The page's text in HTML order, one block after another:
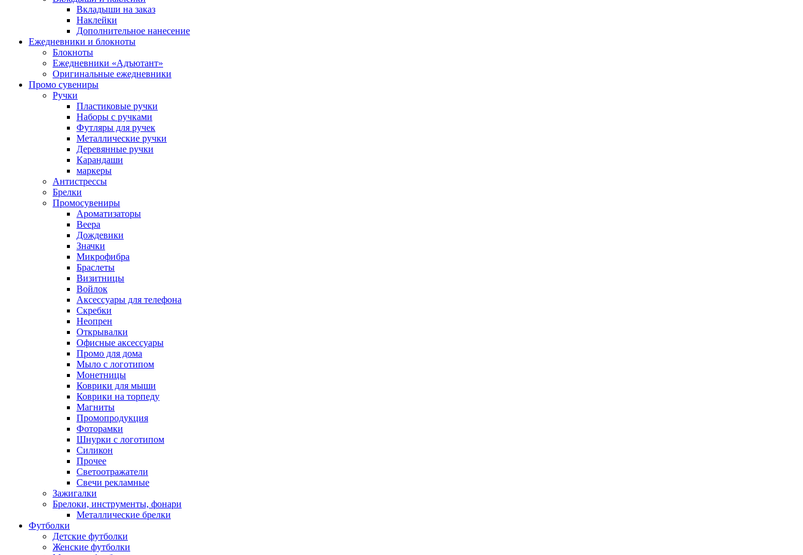
Вкладыши на заказ
Наклейки
Дополнительное нанесение
Ежедневники и блокноты
Блокноты
Ежедневники «Адъютант»
Оригинальные ежедневники
Промо сувениры
Ручки
Пластиковые ручки
Наборы с ручками
Футляры для ручек
Металлические ручки
Деревянные ручки
Карандаши
маркеры
Антистрессы
Брелки
Промосувениры
Ароматизаторы
Веера
Дождевики
Значки
Микрофибра
Браслеты
Визитницы
Войлок
Аксессуары для телефона
Cкребки
Неопрен
Открывалки
Офисные аксессуары
Промо для дома
Мыло с логотипом
Монетницы
Коврики для мыши
Коврики на торпеду
Магниты
Промопродукция
Фоторамки
Шнурки с логотипом
Силикон
Прочее
Светоотражатели
Свечи рекламные
Зажигалки
Брелоки, инструменты, фонари
Металлические брелки
Футболки
Детские футболки
Женские футболки